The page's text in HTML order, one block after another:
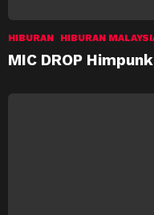
HIBURAN HIBURAN
MIC DROP